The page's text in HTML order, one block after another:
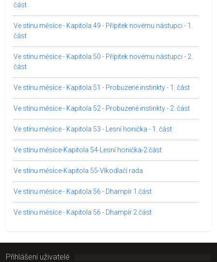
část
Ve stínu měsíce - Kapitola 49 - Přípitek novému nástupci - 1.
část
Ve stínu měsíce - Kapitola 50 - Přípitek novému nástupci - 2.
část
Ve stínu měsíce - Kapitola 51 - Probuzené instinkty - 1. část
Ve stínu měsíce - Kapitola 52 - Probuzené instinkty - 2. část
Ve stínu měsíce - Kapitola 53 - Lesní honička - 1. část
Ve stínu měsíce-Kapitola 54-Lesní honička-2.část
Ve stínu měsíce-Kapitola 55-Vlkodlačí rada
Ve stínu měsíce - Kapitola 56 - Dhampír 1.část
Ve stínu měsíce - Kapitola 56 - Dhampír 2.část
Přihlášení uživatelé